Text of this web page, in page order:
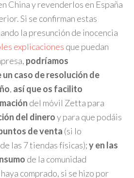
China y revenderlos en España
Si se confirman estas
la presunción de inocencia
explicaciones que puedan
podríamos
caso de resolución de
, así que os facilito
del móvil Zetta para
del dineroy para que podáis
de venta (si lo
las 7 tiendas físicas);y en las
de la comunidad
comprado, si se hizo por